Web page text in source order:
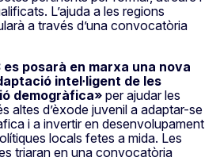
L’ajuda a les regions
a través d’una convocatòria
es posarà en marxa una nova
intel·ligent de les
demogràfica» per ajudar les
altes d’èxode juvenil a adaptar-se
i a invertir en desenvolupament
locals fetes a mida. Les
triaran en una convocatòria